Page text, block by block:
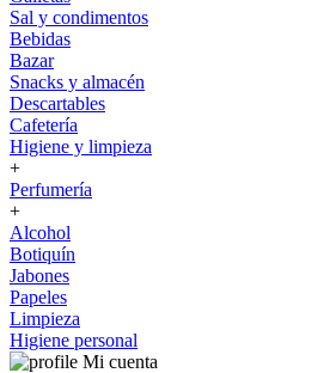
Sal y condimentos
Bebidas
Bazar
Snacks y almacén
Descartables
Cafetería
Higiene y limpieza
+
Perfumería
+
Alcohol
Botiquín
Jabones
Papeles
Limpieza
Higiene personal
Mi cuenta